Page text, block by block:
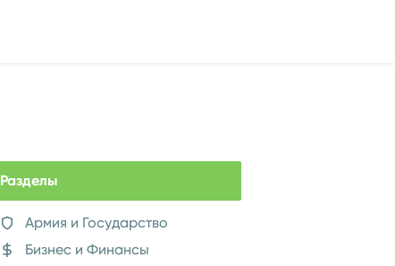
Разделы
Армия и Государство
Бизнес и Финансы